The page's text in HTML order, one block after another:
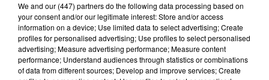
We and our (447) partnersdo the following data processing based on
your consent and/or our legitimate interest: Store and/or access
information on a device; Use limited data to select advertising; Create
profiles for personalised advertising; Use profiles to select personalised
advertising; Measure advertising performance; Measure content
performance; Understand audiences through statistics or combinations
of data from different sources; Develop and improve services; Create